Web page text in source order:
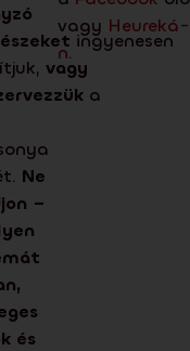
ingyenesen
vagy
a
Ne
–
és
vagy Heureká-
n.